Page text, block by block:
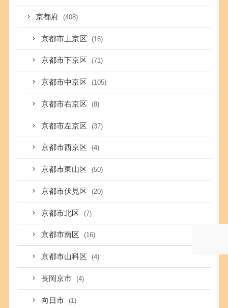
京都府 (408)
京都市上京区 (16)
京都市下京区 (71)
京都市中京区 (105)
京都市右京区 (8)
京都市左京区 (37)
京都市西京区 (4)
京都市東山区 (50)
京都市伏見区 (20)
京都市北区 (7)
京都市南区 (16)
京都市山科区 (4)
長岡京市 (4)
向日市 (1)